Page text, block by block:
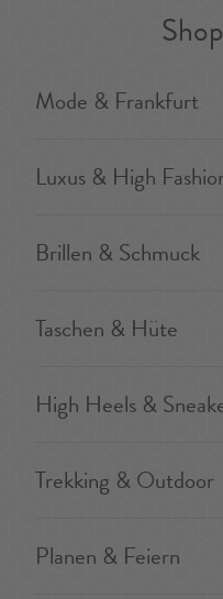
Mode & Frankfurt
Luxus & High
Brillen & Schmuck
Taschen & Hüte
High Heels &
Trekking & Outdoor
Planen & Feiern